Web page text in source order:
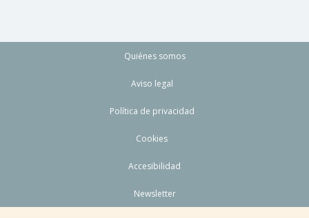
Quiénes somos
Aviso legal
Política de privacidad
Cookies
Accesibilidad
Newsletter